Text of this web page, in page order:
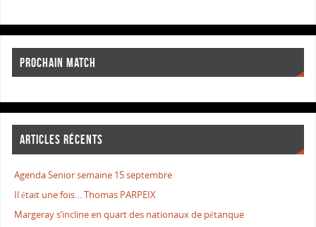
PROCHAIN MATCH
ARTICLES RÉCENTS
Agenda Senior semaine 15 septembre
Il était une fois… Thomas PARPEIX
Margeray s’incline en quart des nationaux de pétanque